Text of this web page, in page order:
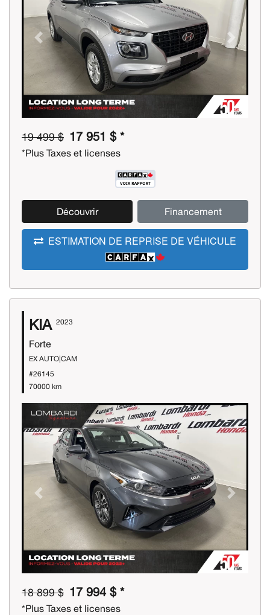
Previous Next
19 499 $ 17 951 $ *
*Plus Taxes et licenses
Découvrir Financement
ESTIMATION DE REPRISE DE VÉHICULE
KIA 2023
Forte
EX AUTO|CAM
#26145
70000 km
Previous Next
18 899 $ 17 994 $ *
*Plus Taxes et licenses